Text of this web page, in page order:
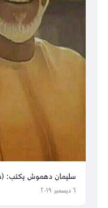
سليمان دهموش يكتب:
٦ ديسمبر ٢٠١٩